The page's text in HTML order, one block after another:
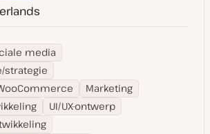
media
strategie
Marketing
UI/UX-ontwerp